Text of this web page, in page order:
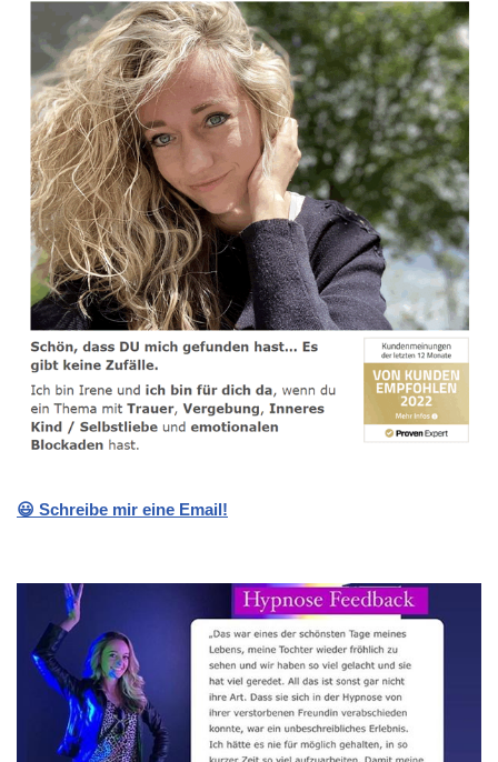
😃 Schreibe mir eine Email!